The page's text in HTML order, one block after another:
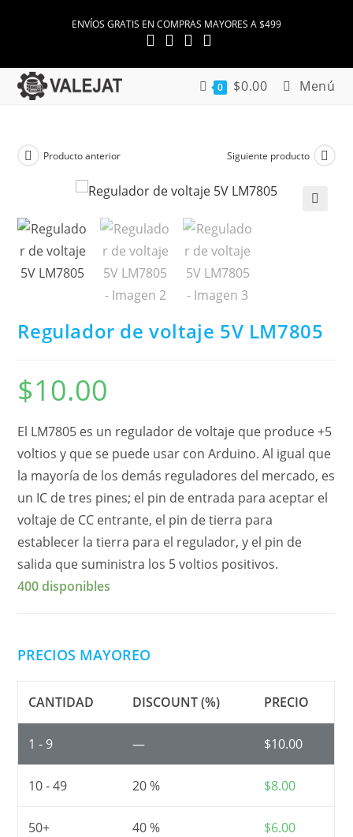
ENVÍOS GRATIS EN COMPRAS MAYORES A $499
0 $0.00 Menú
Producto anterior Siguiente producto
Regulador de voltaje 5V LM7805
$10.00
El LM7805 es un regulador de voltaje que produce +5
voltios y que se puede usar con Arduino. Al igual que
la mayoría de los demás reguladores del mercado, es
un IC de tres pines; el pin de entrada para aceptar el
voltaje de CC entrante, el pin de tierra para
establecer la tierra para el regulador, y el pin de
salida que suministra los 5 voltios positivos.
400 disponibles
PRECIOS MAYOREO
CANTIDAD DISCOUNT (%) PRECIO
1 - 9 — $10.00
10 - 49 20 % $8.00
50+ 40 % $6.00